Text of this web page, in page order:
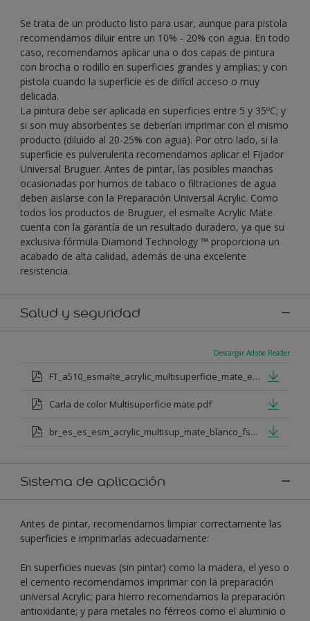
Se trata de un producto listo para usar, aunque para pistola
recomendamos diluir entre un 10% - 20% con agua. En todo
caso, recomendamos aplicar una o dos capas de pintura
con brocha o rodillo en superficies grandes y amplias; y con
pistola cuando la superficie es de difícil acceso o muy
delicada.
La pintura debe ser aplicada en superficies entre 5 y 35ºC; y
si son muy absorbentes se deberían imprimar con el mismo
producto (diluido al 20-25% con agua). Por otro lado, si la
superficie es pulverulenta recomendamos aplicar el Fijador
Universal Bruguer. Antes de pintar, las posibles manchas
ocasionadas por humos de tabaco o filtraciones de agua
deben aislarse con la Preparación Universal Acrylic. Como
todos los productos de Bruguer, el esmalte Acrylic Mate
cuenta con la garantía de un resultado duradero, ya que su
exclusiva fórmula Diamond Technology ™ proporciona un
acabado de alta calidad, además de una excelente
resistencia.
Salud y seguridad
Descargar Adobe Reader
FT_a510_esmalte_acrylic_multisuperficie_mate_es_2023anwin5cd340c20l.pdf
Carla de color Multisuperficie mate.pdf
br_es_es_esm_acrylic_multisup_mate_blanco_fseguridad.pdf
Sistema de aplicación
Antes de pintar, recomendamos limpiar correctamente las
superficies e imprimarlas adecuadamente:
En superficies nuevas (sin pintar) como la madera, el yeso o
el cemento recomendamos imprimar con la preparación
universal Acrylic; para hierro recomendamos la preparación
antioxidante; y para metales no férreos como el aluminio o